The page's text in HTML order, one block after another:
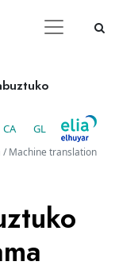
CA GL
Machine translation